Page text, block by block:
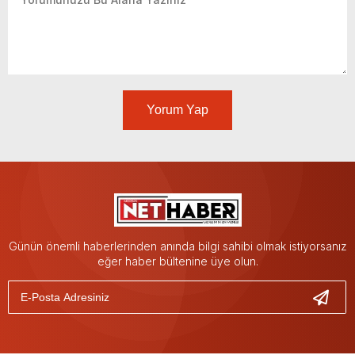
Yorum Yap
Günün önemli haberlerinden anında bilgi sahibi olmak istiyorsanız
eğer haber bültenine üye olun.